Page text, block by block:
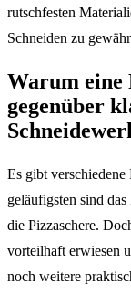
rutschfesten
Schneiden zu
Warum eine
gegenüber
Es gibt
geläufigsten sind
die Pizzaschere.
vorteilhaft erwiesen
noch weitere